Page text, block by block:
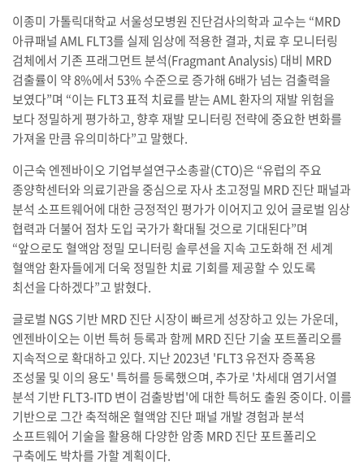
이종미 가톨릭대학교 서울성모병원 진단검사의학과 교수는 “MRD
아큐패널 AML FLT3를 실제 임상에 적용한 결과, 치료 후 모니터링
검체에서 기존 프래그먼트 분석(Fragmant Analysis) 대비 MRD
검출률이 약 8%에서 53% 수준으로 증가해 6배가 넘는 검출력을
보였다”며 “이는 FLT3 표적 치료를 받는 AML 환자의 재발 위험을
보다 정밀하게 평가하고, 향후 재발 모니터링 전략에 중요한 변화를
가져올 만큼 유의미하다”고 말했다.
이근숙 엔젠바이오 기업부설연구소총괄(CTO)은 “유럽의 주요
종양학센터와 의료기관을 중심으로 자사 초고정밀 MRD 진단 패널과
분석 소프트웨어에 대한 긍정적인 평가가 이어지고 있어 글로벌 임상
협력과 더불어 점차 도입 국가가 확대될 것으로 기대된다”며
“앞으로도 혈액암 정밀 모니터링 솔루션을 지속 고도화해 전 세계
혈액암 환자들에게 더욱 정밀한 치료 기회를 제공할 수 있도록
최선을 다하겠다”고 밝혔다.
글로벌 NGS 기반 MRD 진단 시장이 빠르게 성장하고 있는 가운데,
엔젠바이오는 이번 특허 등록과 함께 MRD 진단 기술 포트폴리오를
지속적으로 확대하고 있다. 지난 2023년 'FLT3 유전자 증폭용
조성물 및 이의 용도' 특허를 등록했으며, 추가로 '차세대 염기서열
분석 기반 FLT3-ITD 변이 검출방법'에 대한 특허도 출원 중이다. 이를
기반으로 그간 축적해온 혈액암 진단 패널 개발 경험과 분석
소프트웨어 기술을 활용해 다양한 암종 MRD 진단 포트폴리오
구축에도 박차를 가할 계획이다.